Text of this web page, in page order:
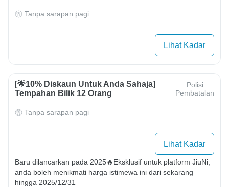
Tanpa sarapan pagi
Lihat Kadar
[🌟10% Diskaun Untuk Anda Sahaja]
Tempahan Bilik 12 Orang
Polisi
Pembatalan
Tanpa sarapan pagi
Lihat Kadar
Baru dilancarkan pada 2025🔥Eksklusif untuk platform JiuNi,
anda boleh menikmati harga istimewa ini dari sekarang
hingga 2025/12/31